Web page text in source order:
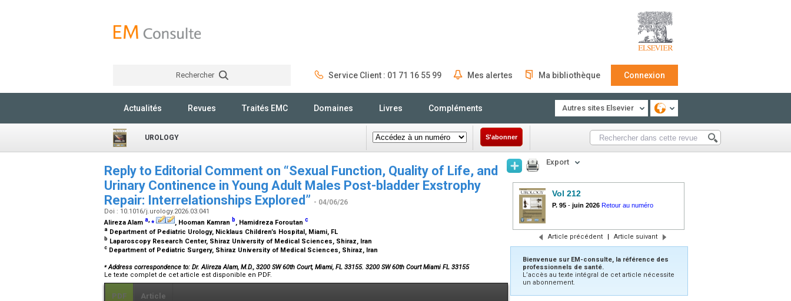
Rechercher Service Client : 01 71 16 55 99 Mes alertes Ma bibliothèque Connexion
Actualités Revues Traités EMC Domaines Livres Compléments Autres sites Elsevier
UROLOGY S'abonner
Reply to Editorial Comment on “Sexual Function, Quality of Life, and
Urinary Continence in Young Adult Males Post-bladder Exstrophy
Repair: Interrelationships Explored” - 04/06/26
Doi : 10.1016/j.urology.2026.03.041
Alireza Alam a,⁎ , Hooman Kamran b, Hamidreza Foroutan c
a Department of Pediatric Urology, Nicklaus Children’s Hospital, Miami, FL
b Laparoscopy Research Center, Shiraz University of Medical Sciences, Shiraz, Iran
c Department of Pediatric Surgery, Shiraz University of Medical Sciences, Shiraz, Iran
⁎Address correspondence to: Dr. Alireza Alam, M.D., 3200 SW 60th Court, Miami, FL 33155. 3200 SW 60th Court Miami FL 33155
Le texte complet de cet article est disponible en PDF.
PDF Article
Export
Vol 212
P. 95 - juin 2026 Retour au numéro
Article précédent | Article suivant
Bienvenue sur EM-consulte, la référence des
professionnels de santé.
L’accès au texte intégral de cet article nécessite
un abonnement.